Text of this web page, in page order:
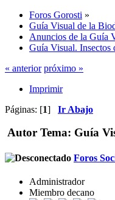
Foros Gorosti »
Guía Visual de la
Anuncios de la Guía
Guía Visual. Insectos
« anterior próximo »
Imprimir
Páginas: [1] Ir Abajo
Autor Tema: Guía
Foros
Administrador
Miembro decano